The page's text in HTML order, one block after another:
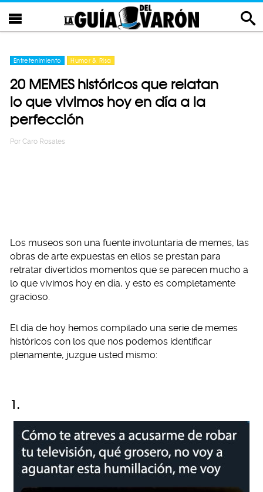
Entretenimiento Humor & Risa
20 MEMES históricos que relatan
lo que vivimos hoy en día a la
perfección
Por Caro Rosales
Los museos son una fuente involuntaria de memes, las
obras de arte expuestas en ellos se prestan para
retratar divertidos momentos que se parecen mucho a
lo que vivimos hoy en día, y esto es completamente
gracioso.
El día de hoy hemos compilado una serie de memes
históricos con los que nos podemos identificar
plenamente, juzgue usted mismo:
1.